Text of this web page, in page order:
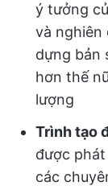
ý tưởng
và nghiên
dựng bản
hơn thế
lượng
Trình tạo
được
các